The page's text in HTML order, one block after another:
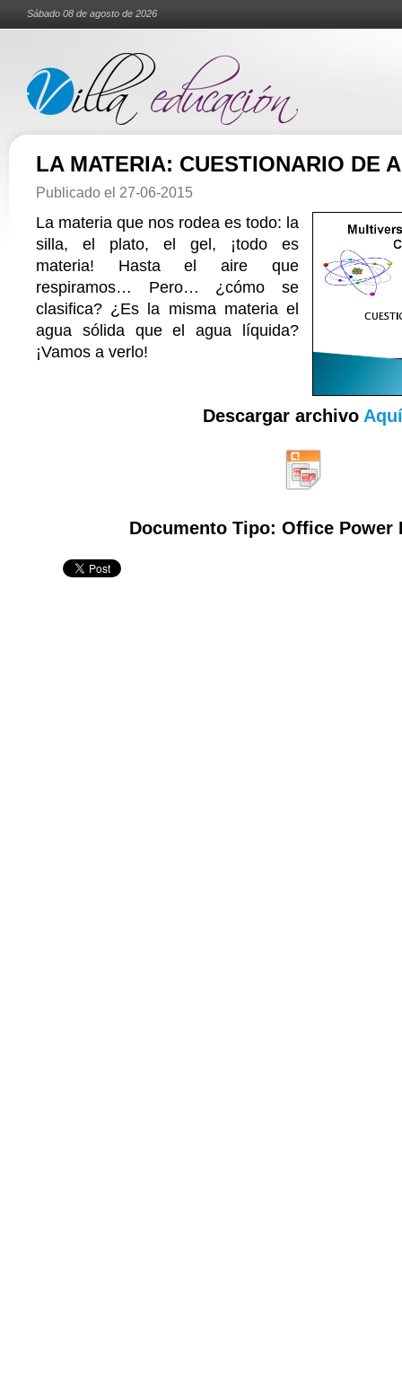
Sábado 08 de agosto de 2026
LA MATERIA: CUESTIONARIO DE
Publicado el 27-06-2015
La materia que nos rodea es todo: la
silla, el plato, el gel, ¡todo es
materia! Hasta el aire que
respiramos… Pero… ¿cómo se
clasifica? ¿Es la misma materia el
agua sólida que el agua líquida?
¡Vamos a verlo!
Descargar archivo Aquí
Documento Tipo: Office Power